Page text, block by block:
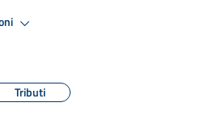
Tributi